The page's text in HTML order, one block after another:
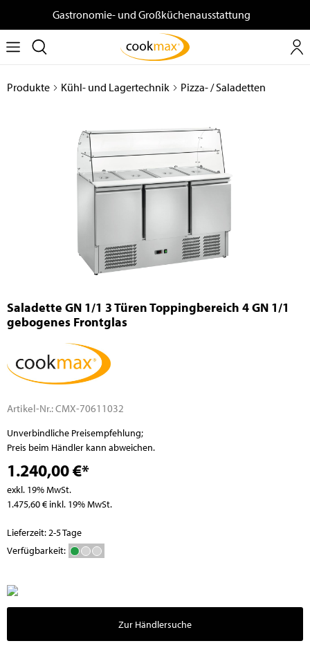
Gastronomie- und Großküchenausstattung
Produkte Kühl- und Lagertechnik Pizza- / Saladetten
Saladette GN 1/1 3 Türen Toppingbereich 4 GN 1/1
gebogenes Frontglas
Artikel-Nr.:CMX-70611032
Unverbindliche Preisempfehlung;
Preis beim Händler kann abweichen.
1.240,00 €*
exkl. 19% MwSt.
1.475,60 € inkl. 19% MwSt.
Lieferzeit: 2-5 Tage
Verfügbarkeit:
Zur Händlersuche